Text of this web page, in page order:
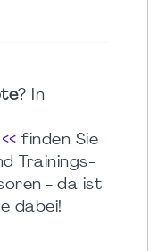
? In
finden Sie
Trainings-
- da ist
dabei!